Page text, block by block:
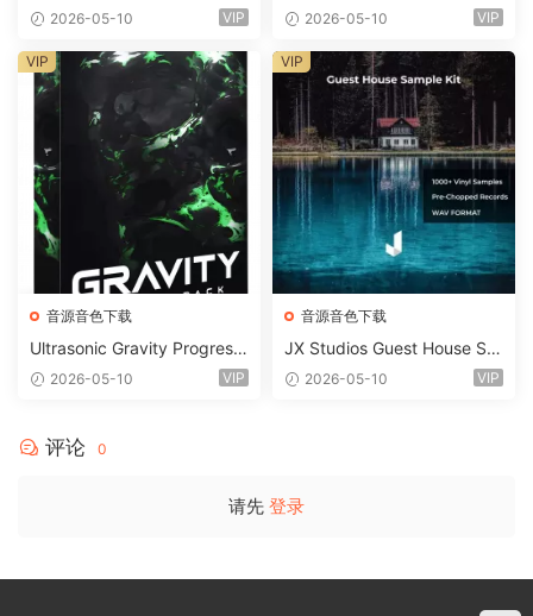
2 WAV
2026-05-10 VIP
d Kit MULTiFORMAT-FANTA
2026-05-10 VIP
音源音色下载
Ultrasonic Gravity Progressi
ve House Sample Pack Ulti
ank-ARCADiA
2026-05-10 VIP
VIP
音源音色下载
JX Studios Guest House Sa
mples WAV-FANTASTiC
2026-05-10 VIP
VIP
评论 0
请先 登录